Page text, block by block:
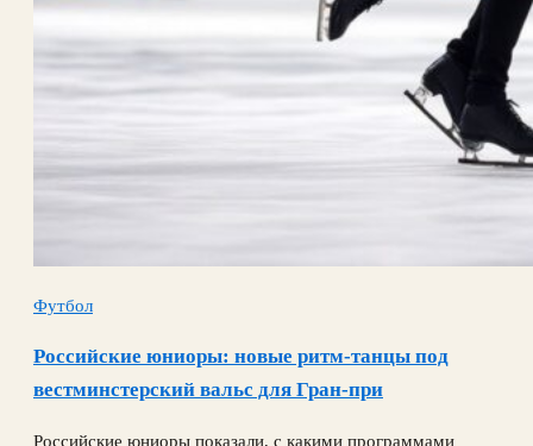
Футбол
Российские юниоры: новые ритм-танцы под
вестминстерский вальс для Гран-при
Российские юниоры показали, с какими программами